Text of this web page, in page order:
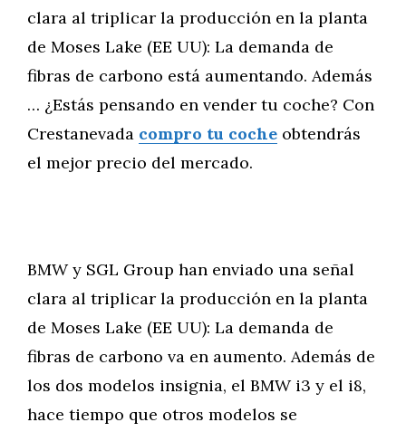
clara al triplicar la producción en la planta
de Moses Lake (EE UU): La demanda de
fibras de carbono está aumentando. Además
… ¿Estás pensando en vender tu coche? Con
Crestanevada compro tu coche obtendrás
el mejor precio del mercado.
BMW y SGL Group han enviado una señal
clara al triplicar la producción en la planta
de Moses Lake (EE UU): La demanda de
fibras de carbono va en aumento. Además de
los dos modelos insignia, el BMW i3 y el i8,
hace tiempo que otros modelos se